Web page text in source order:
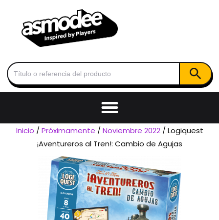
Buscar: Botón de
Inicio /Próximamente /Noviembre 2022/ Logiquest
¡Aventureros al Tren!: Cambio de Agujas